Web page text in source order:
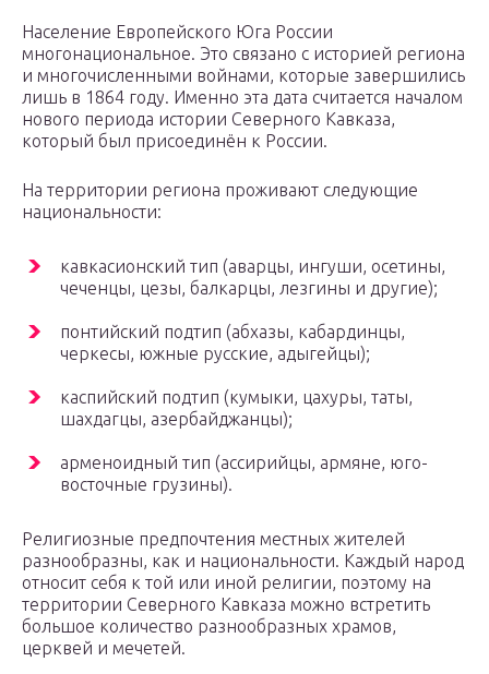
Население Европейского Юга России
многонациональное. Это связано с историей региона
и многочисленными войнами, которые завершились
лишь в 1864 году. Именно эта дата считается началом
нового периода истории Северного Кавказа,
который был присоединён к России.
На территории региона проживают следующие
национальности:
кавкасионский тип (аварцы, ингуши, осетины,
чеченцы, цезы, балкарцы, лезгины и другие);
понтийский подтип (абхазы, кабардинцы,
черкесы, южные русские, адыгейцы);
каспийский подтип (кумыки, цахуры, таты,
шахдагцы, азербайджанцы);
арменоидный тип (ассирийцы, армяне, юго-
восточные грузины).
Религиозные предпочтения местных жителей
разнообразны, как и национальности. Каждый народ
относит себя к той или иной религии, поэтому на
территории Северного Кавказа можно встретить
большое количество разнообразных храмов,
церквей и мечетей.